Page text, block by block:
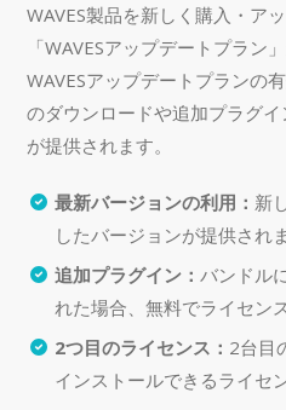
WAVES製品を新しく購入・ア
「WAVESアップデートプラン
WAVESアップデートプランの
のダウンロードや追加プラグ
が提供されます。
最新バージョンの利用： 新
したバージョンが提供され
追加プラグイン： バンドル
れた場合、無料でライセン
2つ目のライセンス： 2台目
インストールできるライセ